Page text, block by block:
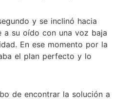
y se inclinó hacia
a su oído con una voz baja
En ese momento por la
el plan perfecto y lo
de encontrar la solución a